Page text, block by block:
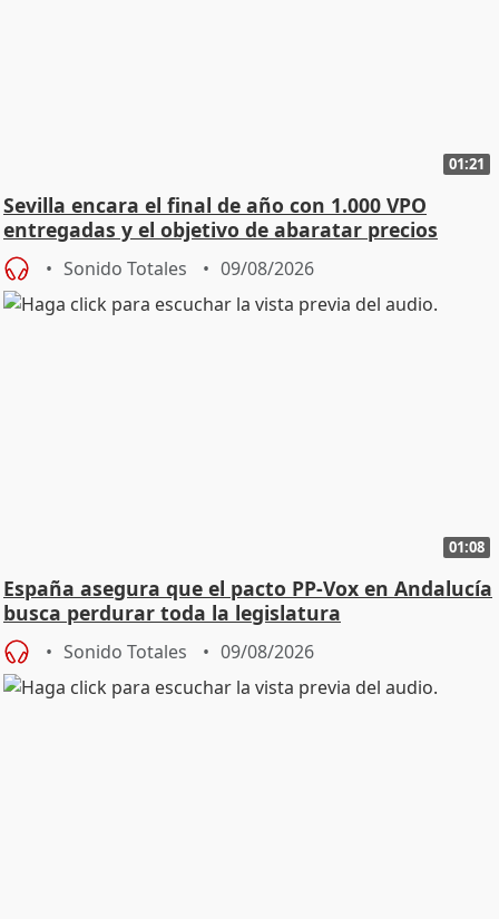
01:21
Sevilla encara el final de año con 1.000 VPO
entregadas y el objetivo de abaratar precios
Sonido Totales 09/08/2026
01:08
España asegura que el pacto PP-Vox en Andalucía
busca perdurar toda la legislatura
Sonido Totales 09/08/2026